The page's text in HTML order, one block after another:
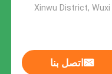
Xinwu District,
اتصل بنا